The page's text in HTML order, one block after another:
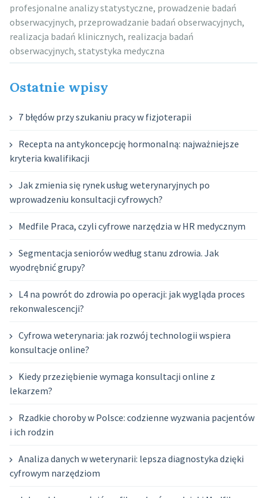
profesjonalne analizy statystyczne, prowadzenie badań
obserwacyjnych, przeprowadzanie badań obserwacyjnych,
realizacja badań klinicznych, realizacja badań
obserwacyjnych, statystyka medyczna
Ostatnie wpisy
7 błędów przy szukaniu pracy w fizjoterapii
Recepta na antykoncepcję hormonalną: najważniejsze
kryteria kwalifikacji
Jak zmienia się rynek usług weterynaryjnych po
wprowadzeniu konsultacji cyfrowych?
Medfile Praca, czyli cyfrowe narzędzia w HR medycznym
Segmentacja seniorów według stanu zdrowia. Jak
wyodrębnić grupy?
L4 na powrót do zdrowia po operacji: jak wygląda proces
rekonwalescencji?
Cyfrowa weterynaria: jak rozwój technologii wspiera
konsultacje online?
Kiedy przeziębienie wymaga konsultacji online z
lekarzem?
Rzadkie choroby w Polsce: codzienne wyzwania pacjentów
i ich rodzin
Analiza danych w weterynarii: lepsza diagnostyka dzięki
cyfrowym narzędziom